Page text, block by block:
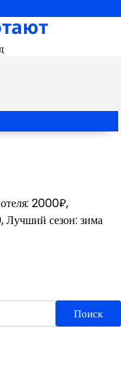
2000₽,
Лучший сезон: зима
Поиск